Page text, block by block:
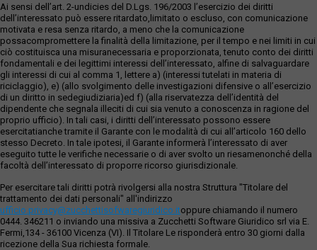
Ai sensi dell’art. 2-undicies del D.Lgs. 196/2003 l’esercizio dei diritti
dell’interessato può essere ritardato,limitato o escluso, con comunicazione
motivata e resa senza ritardo, a meno che la comunicazione
possacompromettere la finalità della limitazione, per il tempo e nei limiti in cui
ciò costituisca una misuranecessaria e proporzionata, tenuto conto dei diritti
fondamentali e dei legittimi interessi dell’interessato, alfine di salvaguardare
gli interessi di cui al comma 1, lettere a) (interessi tutelati in materia di
riciclaggio), e) (allo svolgimento delle investigazioni difensive o all’esercizio
di un diritto in sedegiudiziaria)ed f) (alla riservatezza dell’identità del
dipendente che segnala illeciti di cui sia venuto a conoscenza in ragione del
proprio ufficio). In tali casi, i diritti dell’interessato possono essere
esercitatianche tramite il Garante con le modalità di cui all’articolo 160 dello
stesso Decreto. In tale ipotesi, il Garante informerà l’interessato di aver
eseguito tutte le verifiche necessarie o di aver svolto un riesamenonché della
facoltà dell’interessato di proporre ricorso giurisdizionale.
Per esercitare tali diritti potrà rivolgersi alla nostra Struttura "Titolare del
trattamento dei dati personali" all'indirizzo
ufficio.privacy@zucchettisofwaregiuridico.itoppure chiamando il numero
0444. 346211 o inviando una missiva a Zucchetti Software Giuridico srl via E.
Fermi,134 - 36100 Vicenza (VI). Il Titolare Le risponderà entro 30 giorni dalla
ricezione della Sua richiesta formale.